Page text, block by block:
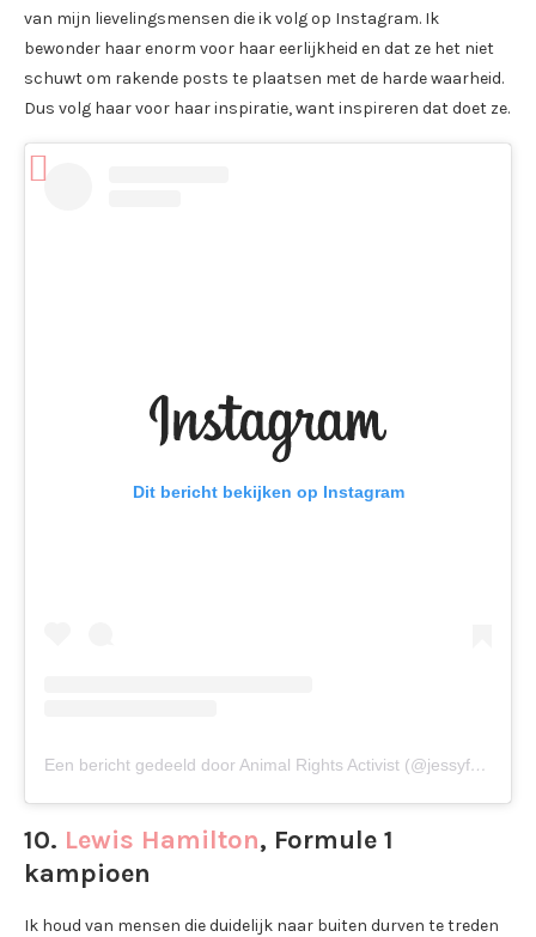
van mijn lievelingsmensen die ik volg op Instagram. Ik
bewonder haar enorm voor haar eerlijkheid en dat ze het niet
schuwt om rakende posts te plaatsen met de harde waarheid.
Dus volg haar voor haar inspiratie, want inspireren dat doet ze.
Dit bericht bekijken op Instagram
Een bericht gedeeld door Animal Rights Activist (@jessyforthevoiceless)
10. Lewis Hamilton, Formule 1
kampioen
Ik houd van mensen die duidelijk naar buiten durven te treden